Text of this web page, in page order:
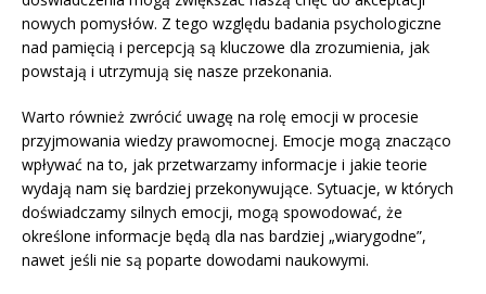
nowych pomysłów. Z tego względu badania psychologiczne
nad pamięcią i percepcją są kluczowe dla zrozumienia, jak
powstają i utrzymują się nasze przekonania.
Warto również zwrócić uwagę na rolę emocji w procesie
przyjmowania wiedzy prawomocnej. Emocje mogą znacząco
wpływać na to, jak przetwarzamy informacje i jakie teorie
wydają nam się bardziej przekonywujące. Sytuacje, w których
doświadczamy silnych emocji, mogą spowodować, że
określone informacje będą dla nas bardziej „wiarygodne”,
nawet jeśli nie są poparte dowodami naukowymi.